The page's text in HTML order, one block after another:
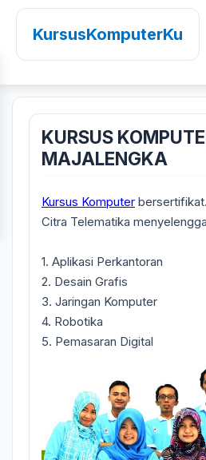
KursusKomputerKu
KURSUS
MAJALENGKA
Kursus Komputer
Citra Telematika
1. Aplikasi Perkantoran
2. Desain Grafis
3. Jaringan Komputer
4. Robotika
5. Pemasaran Digital